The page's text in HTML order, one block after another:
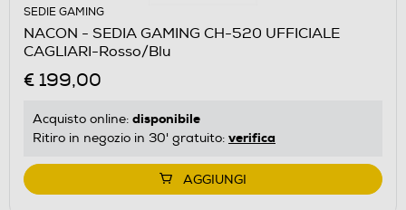
SEDIE GAMING
NACON - SEDIA GAMING CH-520 UFFICIALE
CAGLIARI-Rosso/Blu
€ 199,00
Acquisto online: disponibile
Ritiro in negozio in 30' gratuito: verifica
AGGIUNGI